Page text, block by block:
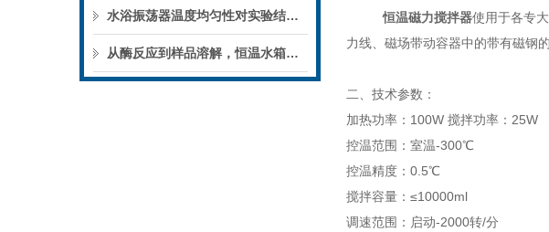
水浴振荡器温度均匀性对实验结果的影响
从酶反应到样品溶解，恒温水箱的实验用途
恒温磁力搅拌器使用于各专
力线、磁场带动容器中的带有磁钢
二、 技术参数：
加热功率： 100W 搅拌功率： 25W
控温范围：室温-300℃
控温精度：0.5℃
搅拌容量：≤10000ml
调速范围：启动-2000转/分